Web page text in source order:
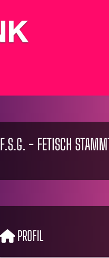
F.S.G. - FETISCH
PROFIL